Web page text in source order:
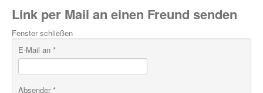
Link per Mail an einen Freund senden
Fenster schließen
E-Mail an *
Absender *